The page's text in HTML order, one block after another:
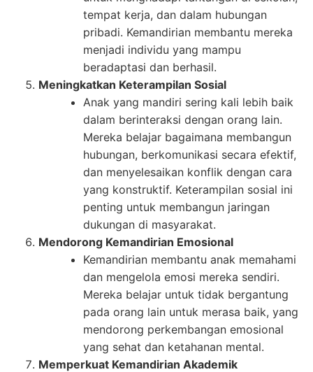
tempat kerja, dan dalam hubungan
pribadi. Kemandirian membantu mereka
menjadi individu yang mampu
beradaptasi dan berhasil.
Meningkatkan Keterampilan Sosial
Anak yang mandiri sering kali lebih baik
dalam berinteraksi dengan orang lain.
Mereka belajar bagaimana membangun
hubungan, berkomunikasi secara efektif,
dan menyelesaikan konflik dengan cara
yang konstruktif. Keterampilan sosial ini
penting untuk membangun jaringan
dukungan di masyarakat.
Mendorong Kemandirian Emosional
Kemandirian membantu anak memahami
dan mengelola emosi mereka sendiri.
Mereka belajar untuk tidak bergantung
pada orang lain untuk merasa baik, yang
mendorong perkembangan emosional
yang sehat dan ketahanan mental.
Memperkuat Kemandirian Akademik